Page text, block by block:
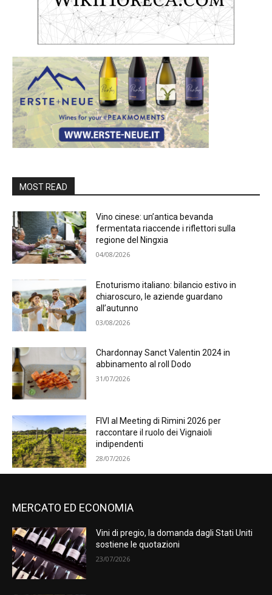
MOST READ
Vino cinese: un’antica bevanda
fermentata riaccende i riflettori sulla
regione del Ningxia
04/08/2026
Enoturismo italiano: bilancio estivo in
chiaroscuro, le aziende guardano
all’autunno
03/08/2026
Chardonnay Sanct Valentin 2024 in
abbinamento al roll Dodo
31/07/2026
FIVI al Meeting di Rimini 2026 per
raccontare il ruolo dei Vignaioli
indipendenti
28/07/2026
MERCATO ED ECONOMIA
Vini di pregio, la domanda dagli Stati Uniti
sostiene le quotazioni
23/07/2026